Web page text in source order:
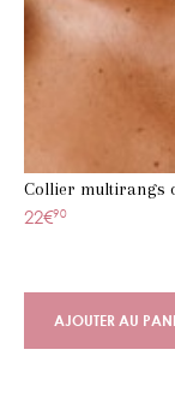
Collier multirangs
22€90
AJOUTER AU